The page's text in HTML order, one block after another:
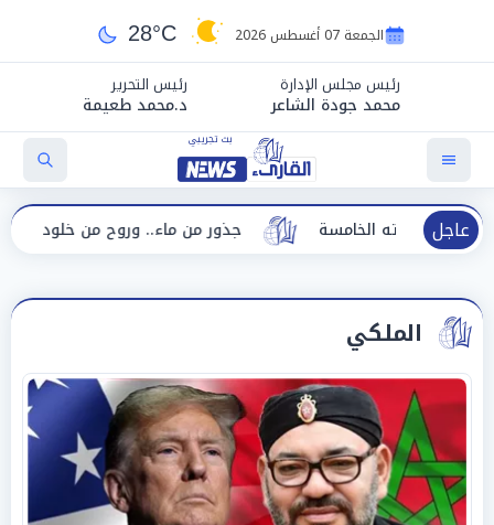
الجمعة 07 أغسطس 2026 28°C
رئيس مجلس الإدارة
محمد جودة الشاعر
رئيس التحرير
د.محمد طعيمة
عاجل جذور من ماء.. وروح من خلود هدى زوين الخامسة
الملكي